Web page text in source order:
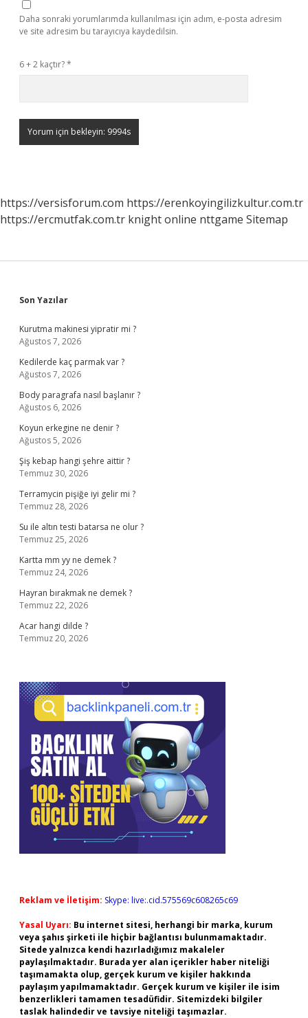
Daha sonraki yorumlarımda kullanılması için adım, e-posta adresim
ve site adresim bu tarayıcıya kaydedilsin.
6 + 2 kaçtır?*
https://versisforum.com https://erenkoyingilizkultur.com.tr
https://ercmutfak.com.tr knight online nttgame Sitemap
Sidebar
Son Yazılar
Kurutma makinesi yipratir mi ?
Ağustos 7, 2026
Kedilerde kaç parmak var ?
Ağustos 7, 2026
Body paragrafa nasıl başlanır ?
Ağustos 6, 2026
Koyun erkegine ne denir ?
Ağustos 5, 2026
Şiş kebap hangi şehre aittir ?
Temmuz 30, 2026
Terramycin pişiğe iyi gelir mi ?
Temmuz 28, 2026
Su ile altın testi batarsa ne olur ?
Temmuz 25, 2026
Kartta mm yy ne demek ?
Temmuz 24, 2026
Hayran bırakmak ne demek ?
Temmuz 22, 2026
Acar hangi dilde ?
Temmuz 20, 2026
Reklam ve İletişim: Skype: live:.cid.575569c608265c69
Yasal Uyarı: Bu internet sitesi, herhangi bir marka, kurum
veya şahıs şirketi ile hiçbir bağlantısı bulunmamaktadır.
Sitede yalnızca kendi hazırladığımız makaleler
paylaşılmaktadır. Burada yer alan içerikler haber niteliği
taşımamakta olup, gerçek kurum ve kişiler hakkında
paylaşım yapılmamaktadır. Gerçek kurum ve kişiler ile isim
benzerlikleri tamamen tesadüfidir. Sitemizdeki bilgiler
taslak halindedir ve tavsiye niteliği taşımazlar.